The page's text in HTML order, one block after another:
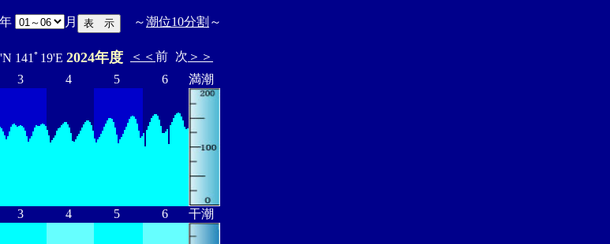
年 月 ～潮位10分割 ～
141ﾟ19'E 2024年度 ＜＜ 前 次 ＞＞
3 4 5 6 満潮
3 4 5 6 干潮